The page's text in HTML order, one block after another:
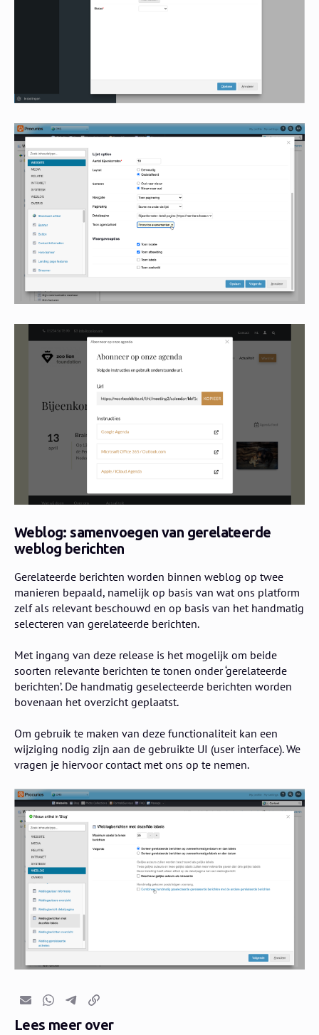
Weblog: samenvoegen van gerelateerde
weblog berichten
Gerelateerde berichten worden binnen weblog op twee
manieren bepaald, namelijk op basis van wat ons platform
zelf als relevant beschouwd en op basis van het handmatig
selecteren van gerelateerde berichten.
Met ingang van deze release is het mogelijk om beide
soorten relevante berichten te tonen onder ‘gerelateerde
berichten’. De handmatig geselecteerde berichten worden
bovenaan het overzicht geplaatst.
Om gebruik te maken van deze functionaliteit kan een
wijziging nodig zijn aan de gebruikte UI (user interface). We
vragen je hiervoor contact met ons op te nemen.
E-mailWhatsapp
TelegramKopieer link
Lees meer over